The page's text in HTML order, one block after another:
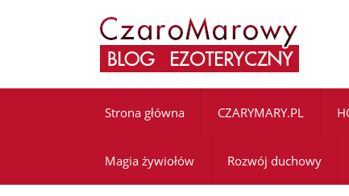
Strona główna CZARYMARY.PL
Magia żywiołów Rozwój duchowy